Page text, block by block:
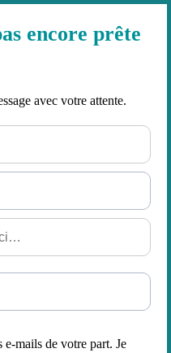
encore prête
avec votre attente.
mails de votre part. Je